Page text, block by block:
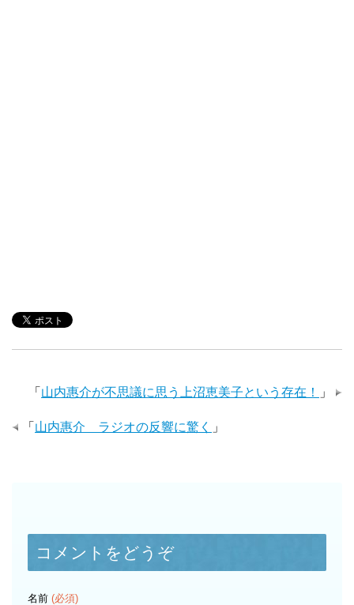
「 山内惠介が不思議に思う上沼恵美子という存在！ 」
「 山内惠介 ラジオの反響に驚く 」
コメントをどうぞ
名前 (必須)